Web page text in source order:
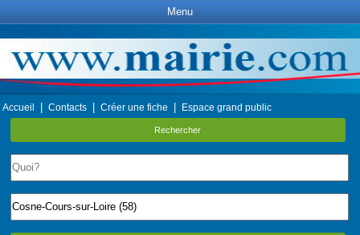
Menu
Accueil Contacts Créer une fiche Espace grand public
Rechercher